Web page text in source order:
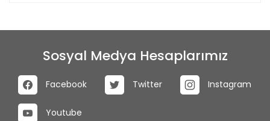
Sosyal Medya Hesaplarımız
Facebook Twitter Instagram
Youtube